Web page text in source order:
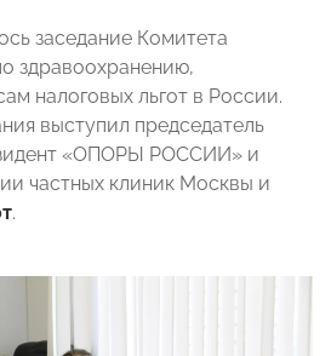
заседание Комитета
налоговых льгот в России.
выступил председатель
«ОПОРЫ РОССИИ» и
частных клиник Москвы и
.